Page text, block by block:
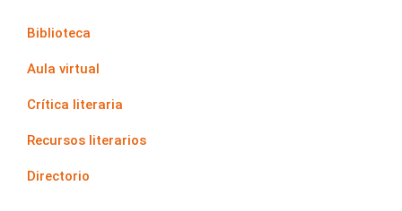
Biblioteca
Aula virtual
Crítica literaria
Recursos literarios
Directorio